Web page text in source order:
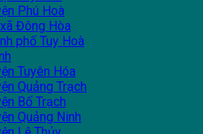
Phú Hoà
Đông Hòa
phố Tuy Hoà
Tuyên Hóa
Quảng Trạch
Bố Trạch
Quảng Ninh